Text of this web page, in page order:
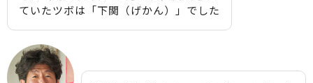
ていたツボは「下関（げかん）」でした